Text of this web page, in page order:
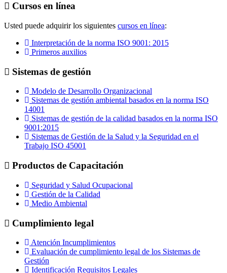
Cursos en línea
Usted puede adquirir los siguientes cursos en línea:
Interpretación de la norma ISO 9001: 2015
Primeros auxilios
Sistemas de gestión
Modelo de Desarrollo Organizacional
Sistemas de gestión ambiental basados en la norma ISO
14001
Sistemas de gestión de la calidad basados en la norma ISO
9001:2015
Sistemas de Gestión de la Salud y la Seguridad en el
Trabajo ISO 45001
Productos de Capacitación
Seguridad y Salud Ocupacional
Gestión de la Calidad
Medio Ambiental
Cumplimiento legal
Atención Incumplimientos
Evaluación de cumplimiento legal de los Sistemas de
Gestión
Identificación Requisitos Legales